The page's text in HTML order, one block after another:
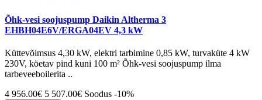
Õhk-vesi soojuspump Daikin Altherma 3
EHBH04E6V/ERGA04EV 4,3 kW
Küttevõimsus 4,30 kW, elektri tarbimine 0,85 kW, turvaküte 4 kW
230V, köetav pind kuni 100 m² Õhk-vesi soojuspump ilma
tarbeveeboilerita ..
4 956.00€ 5 507.00€ Soodus -10%